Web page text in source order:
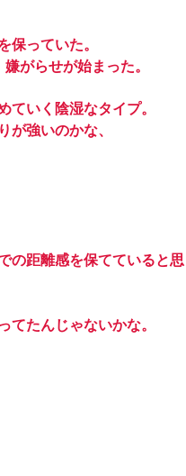
保っていた。
がらせが始まった。
ていく陰湿なタイプ。
が強いのかな、
の距離感を保てていると思
たんじゃないかな。